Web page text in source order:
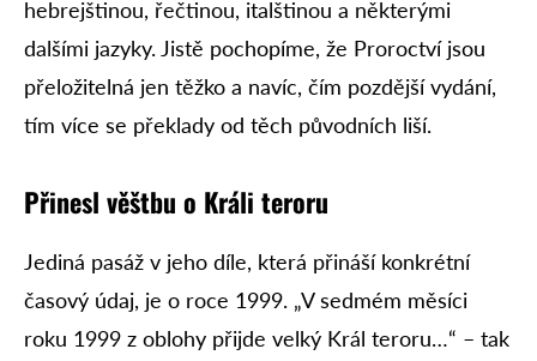
hebrejštinou, řečtinou, italštinou a některými
dalšími jazyky. Jistě pochopíme, že Proroctví jsou
přeložitelná jen těžko a navíc, čím pozdější vydání,
tím více se překlady od těch původních liší.
Přinesl věštbu o Králi teroru
Jediná pasáž v jeho díle, která přináší konkrétní
časový údaj, je o roce 1999. „V sedmém měsíci
roku 1999 z oblohy přijde velký Král teroru…“ – tak